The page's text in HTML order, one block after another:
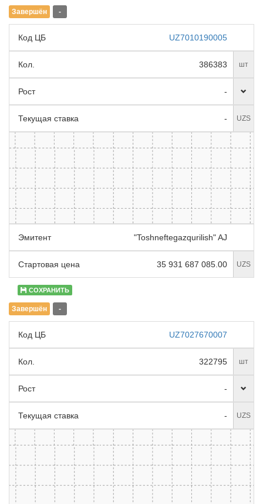
Завершён -
Код ЦБ UZ7010190005
Кол. 386383 шт
Рост -
Текущая ставка - UZS
Эмитент "Toshneftegazqurilish" AJ
Стартовая цена 35 931 687 085.00 UZS
СОХРАНИТЬ
Завершён -
Код ЦБ UZ7027670007
Кол. 322795 шт
Рост -
Текущая ставка - UZS